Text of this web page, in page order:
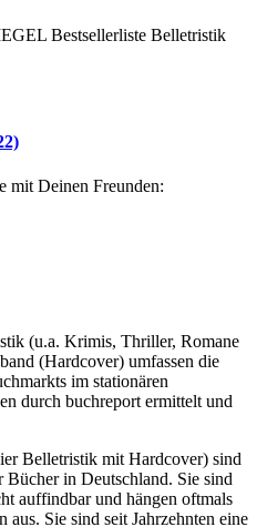
Bestsellerliste Belletristik
mit Deinen Freunden:
(u.a. Krimis, Thriller, Romane
(Hardcover) umfassen die
im stationären
durch buchreport ermittelt und
Belletristik mit Hardcover) sind
Bücher in Deutschland. Sie sind
auffindbar und hängen oftmals
aus. Sie sind seit Jahrzehnten eine